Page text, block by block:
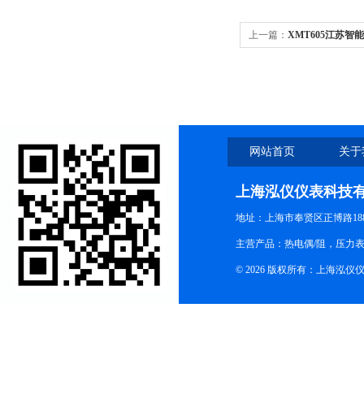
上一篇： XMT605江苏智
网站首页 关
上海泓仪仪表科技
地址：上海市奉贤区正博路
主营产品：热电偶/阻，压力
© 2026 版权所有：上海泓仪